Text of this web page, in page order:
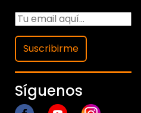
Suscribirme
Síguenos